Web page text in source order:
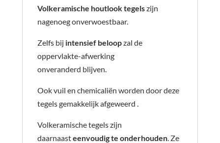
Volkeramische houtlook tegelszijn
nagenoeg onverwoestbaar.
Zelfs bij intensief beloopzal de
oppervlakte-afwerking
onveranderd blijven.
Ook vuil en chemicaliën worden door deze
tegels gemakkelijk afgeweerd .
Volkeramische tegels zijn
daarnaasteenvoudig te onderhouden. Ze